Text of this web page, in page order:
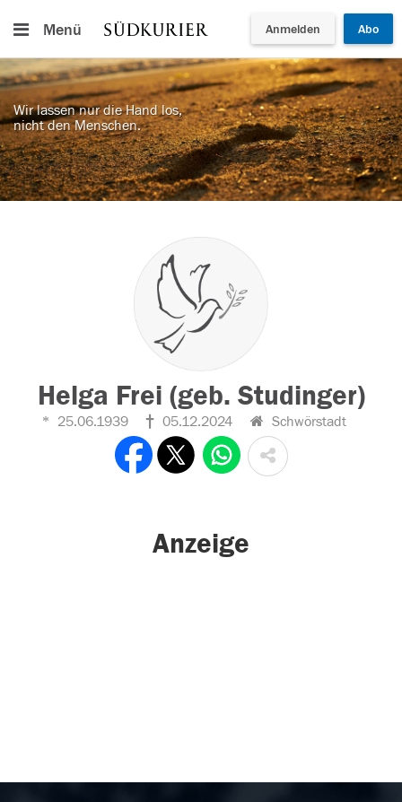
Menü Anmelden Abo
Wir lassen nur die Hand los,
nicht den Menschen.
Helga Frei (geb. Studinger)
25.06.1939 05.12.2024 Schwörstadt
Anzeige